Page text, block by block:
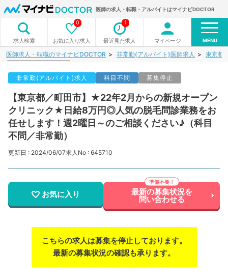
医師の求人・転職・アルバイトはマイナビDOCTOR
求人検索 お気に入り求人
0
最近見た求人
1
マイページ MENU
医師求人・転職のマイナビDOCTOR 非常勤(アルバイト)医師求人 東京都
非常勤(アルバイト)求人 科目不問 募集停止
【東京都／町田市】★22年2月からの新規オープン
クリニック★日給8万円◎人気の脱毛問診業務をお
任せします！週2曜日～のご相談ください♪（科目
不問／非常勤）
更新日 : 2024/06/07求人No : 645710
お気に入り 最新の募集状況を
問い合わせる
こちらの求人は募集を停止しております。
最新の募集状況の確認も承ります。